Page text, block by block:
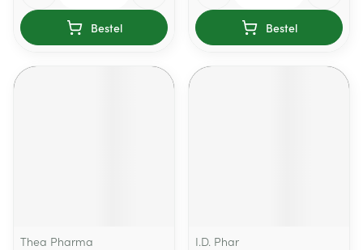
Bestel Bestel
Thea Pharma
I.D. Phar